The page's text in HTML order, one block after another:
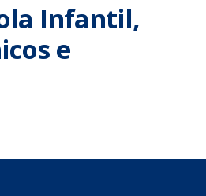
Infantil,
e